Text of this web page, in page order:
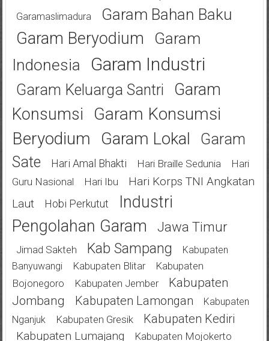
Garamaslimadura Garam Bahan Baku
Garam Beryodium
Garam
Indonesia
Garam Industri
Garam Keluarga Santri
Garam
Konsumsi
Garam Konsumsi
Beryodium
Garam Lokal
Garam
Sate
Hari Amal Bhakti Hari Braille Sedunia
Hari
Guru Nasional
Hari Ibu
Hari Korps TNI Angkatan
Laut
Hobi Perkutut
Industri
Pengolahan Garam
Jawa Timur
Jimad Sakteh Kab Sampang
Kabupaten
Banyuwangi
Kabupaten Blitar
Kabupaten
Bojonegoro
Kabupaten Jember
Kabupaten
Jombang
Kabupaten Lamongan
Kabupaten
Nganjuk
Kabupaten Gresik Kabupaten Kediri
Kabupaten Lumajang Kabupaten Mojokerto